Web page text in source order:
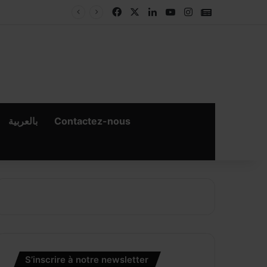
FacebookLinkedinYouTubeInstagram
بالعربية Contactez-nous
S’inscrire à notre newsletter
×